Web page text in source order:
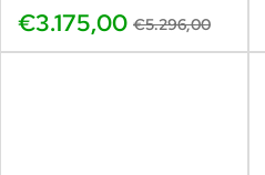
€3.175,00 €5.296,00